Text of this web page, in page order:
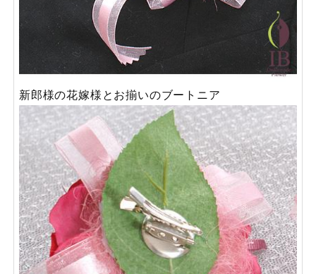
新郎様の花嫁様とお揃いのブートニア